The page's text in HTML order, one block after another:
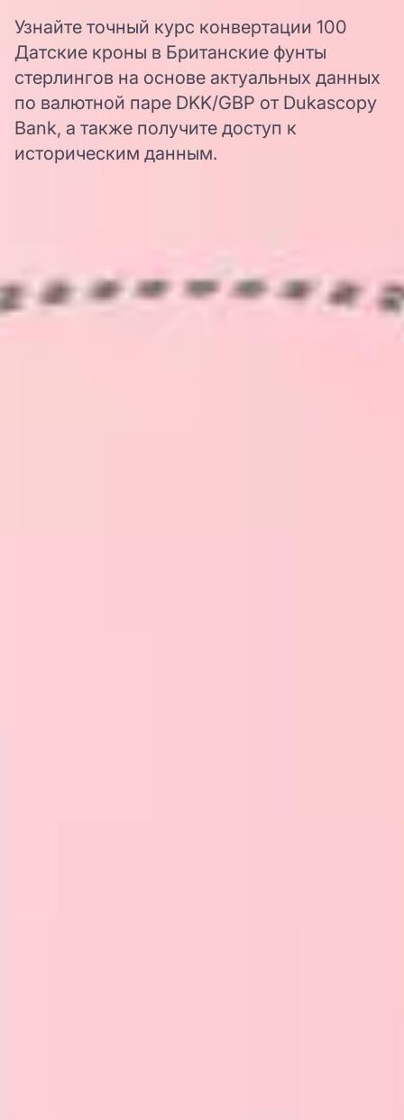
Узнайте точный курс конвертации 100
Датские кроны в Британские фунты
стерлингов на основе актуальных данных
по валютной паре DKK/GBP от Dukascopy
Bank, а также получите доступ к
историческим данным.